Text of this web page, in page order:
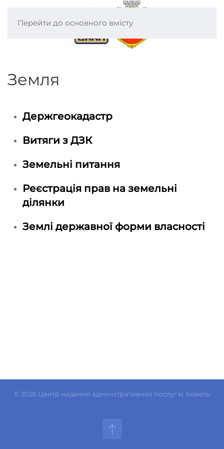
Перейти до основного вмісту
Земля
Держгеокадастр
Витяги з ДЗК
Земельні питання
Реєстрація прав на земельні
ділянки
Землі державної форми власності
© 2026 Центр надання адміністративних послуг м. Ковель